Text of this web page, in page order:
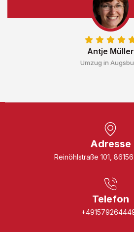
Antje Müller
Umzug in
Adresse
Reinöhlstraße 101,
Telefon